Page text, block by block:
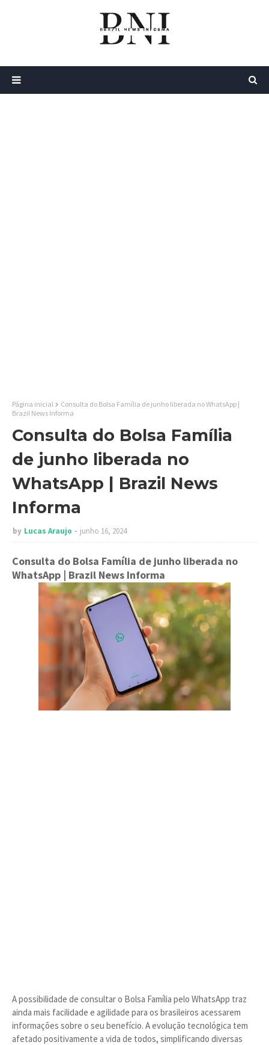
Página inicial
Consulta do Bolsa Família de junho liberada no WhatsApp |
Brazil News Informa
Consulta do Bolsa Família
de junho liberada no
WhatsApp | Brazil News
Informa
by Lucas Araujo junho 16, 2024
Consulta do Bolsa Família de junho liberada no
WhatsApp | Brazil News Informa
A possibilidade de consultar o Bolsa Família pelo WhatsApp traz
ainda mais facilidade e agilidade para os brasileiros acessarem
informações sobre o seu benefício. A evolução tecnológica tem
afetado positivamente a vida de todos, simplificando diversas